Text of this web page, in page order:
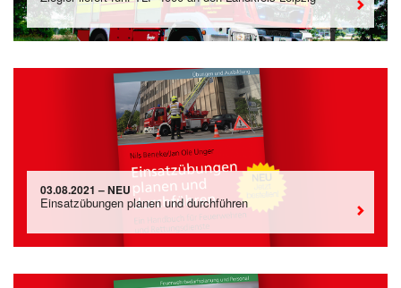
03.08.2021 – NEU
Einsatzübungen planen und durchführen